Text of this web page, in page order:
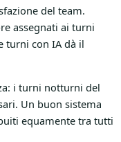
del team.
assegnati ai turni
turni con IA dà il
i turni notturni del
Un buon sistema
equamente tra tutti